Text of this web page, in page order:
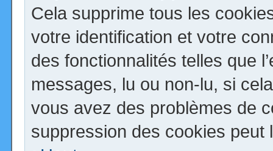
Cela supprime tous les
votre identification et votre
des fonctionnalités telles que
messages, lu ou non-lu, si
vous avez des problèmes de
suppression des cookies peut